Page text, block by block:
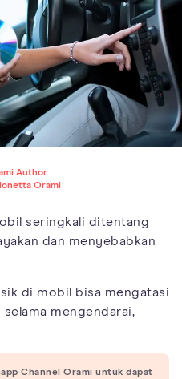
Author
Orami
seringkali ditentang
dan menyebabkan
di mobil bisa mengatasi
mengendarai,
Channel Orami untuk dapat